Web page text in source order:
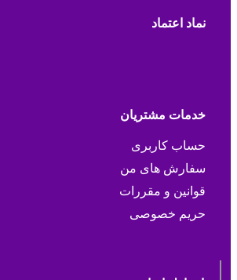
نماد اعتماد
خدمات مشتریان
حساب کاربری
سفارش های من
قوانین و مقررات
حریم خصوصی